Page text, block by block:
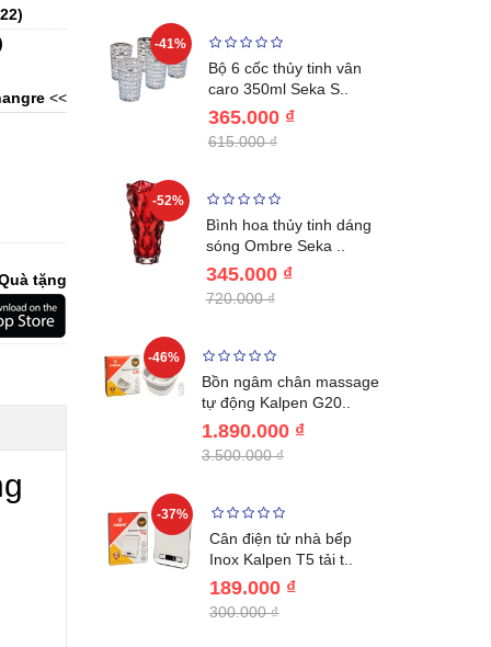
)
<<
tặng
vùng cổ,
-41%
Bộ 6 cốc thủy tinh vân
caro 350ml Seka S..
365.000 ₫
615.000 ₫
-52%
Bình hoa thủy tinh dáng
sóng Ombre Seka ..
345.000 ₫
720.000 ₫
-46%
Bồn ngâm chân massage
tự động Kalpen G20..
1.890.000 ₫
3.500.000 ₫
-37%
Cân điện tử nhà bếp
Inox Kalpen T5 tải t..
189.000 ₫
300.000 ₫